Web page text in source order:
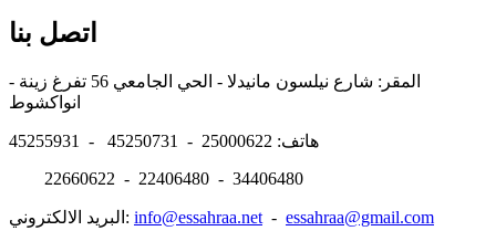
اتصل بنا
المقر: شارع نيلسون مانيدلا - الحي الجامعي 56 تفرغ زينة -
هاتف: 25000622 - 45250731 - 45255931
22660622 - 22406480 - 34406480
البريد الالكتروني: info@essahraa.net - essahraa@gmail.com